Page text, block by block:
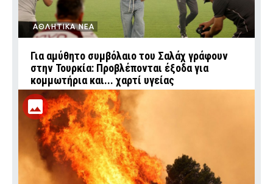
ΑΘΛΗΤΙΚΑ ΝΕΑ
Για αμύθητο συμβόλαιο του Σαλάχ γράφουν
στην Τουρκία: Προβλέπονται έξοδα για
κομμωτήρια και... χαρτί υγείας